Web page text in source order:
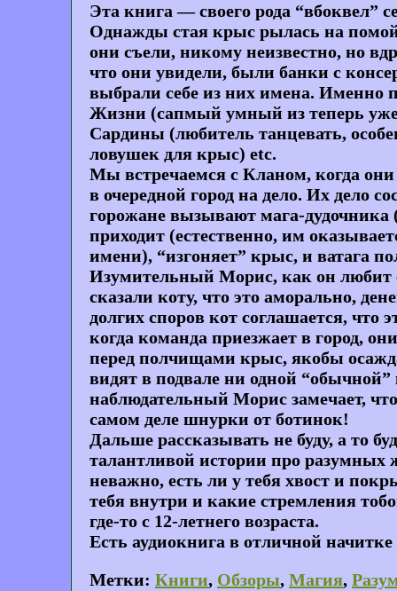
Эта книга — своего рода “вбоквел”
Однажды стая крыс рылась на
они съели, никому неизвестно, но
что они увидели, были банки с
выбрали себе из них имена. Именно
Жизни (сапмый умный из теперь
Сардины (любитель танцевать,
ловушек для крыс) etc.
Мы встречаемся с Кланом, когда
в очередной город на дело. Их дело
горожане вызывают мага-
приходит (естественно, им
имени), “изгоняет” крыс, и ватага
Изумительный Морис, как он любит
сказали коту, что это аморально,
долгих споров кот соглашается, что
когда команда приезжает в город,
перед полчищами крыс, якобы
видят в подвале ни одной
наблюдательный Морис замечает,
самом деле шнурки от ботинок!
Дальше рассказывать не буду, а то
талантливой истории про разумных
неважно, есть ли у тебя хвост и
тебя внутри и какие стремления
где-то с 12-летнего возраста.
Есть аудиокнига в отличной
Метки: Книги, Обзоры, Магия,